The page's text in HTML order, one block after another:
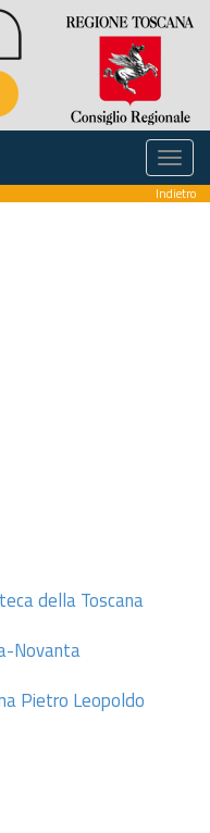
Indietro
della Toscana
Novanta
Pietro Leopoldo